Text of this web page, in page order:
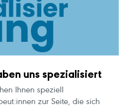
uns spezialisiert
Ihnen speziell
zur Seite, die sich